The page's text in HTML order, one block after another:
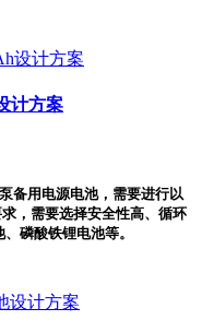
计方案
备用电源电池，需要进行以
，需要选择安全性高、循环
磷酸铁锂电池等。